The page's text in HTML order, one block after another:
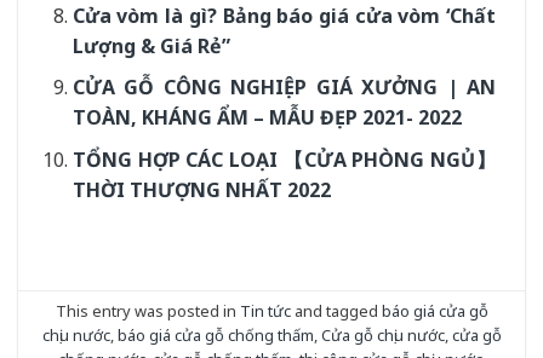
Cửa vòm là gì? Bảng báo giá cửa vòm ‘Chất
Lượng & Giá Rẻ”
CỬA GỖ CÔNG NGHIỆP GIÁ XƯỞNG | AN
TOÀN, KHÁNG ẨM – MẪU ĐẸP 2021- 2022
TỔNG HỢP CÁC LOẠI 【CỬA PHÒNG NGỦ】
THỜI THƯỢNG NHẤT 2022
This entry was posted in Tin tứcand tagged báo giá cửa gỗ
chịu nước,báo giá cửa gỗ chống thấm,Cửa gỗ chịu nước,cửa gỗ